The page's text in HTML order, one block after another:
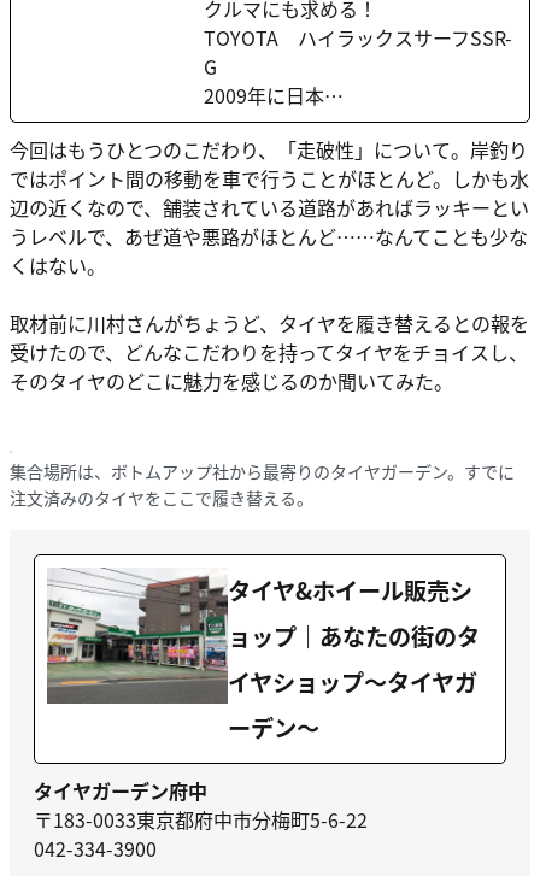
クルマにも求める！
TOYOTA ハイラックスサーフSSR-
G
2009年に日本…
今回はもうひとつのこだわり、「走破性」について。岸釣り
ではポイント間の移動を車で行うことがほとんど。しかも水
辺の近くなので、舗装されている道路があればラッキーとい
うレベルで、あぜ道や悪路がほとんど……なんてことも少な
くはない。
取材前に川村さんがちょうど、タイヤを履き替えるとの報を
受けたので、どんなこだわりを持ってタイヤをチョイスし、
そのタイヤのどこに魅力を感じるのか聞いてみた。
集合場所は、ボトムアップ社から最寄りのタイヤガーデン。すでに
注文済みのタイヤをここで履き替える。
タイヤ&ホイール販売シ
ョップ｜あなたの街のタ
イヤショップ〜タイヤガ
ーデン〜
タイヤガーデン府中
〒183-0033東京都府中市分梅町5-6-22
042-334-3900